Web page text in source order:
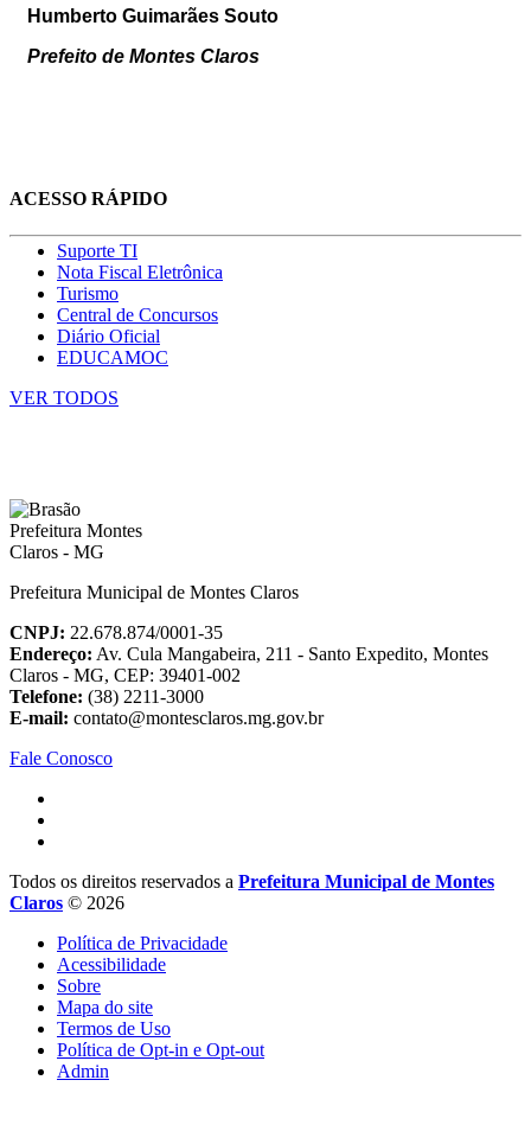
Humberto Guimarães Souto
Prefeito de Montes Claros
ACESSO RÁPIDO
Suporte TI
Nota Fiscal Eletrônica
Turismo
Central de Concursos
Diário Oficial
EDUCAMOC
VER TODOS
Prefeitura Municipal de Montes Claros
CNPJ: 22.678.874/0001-35
Endereço: Av. Cula Mangabeira, 211 - Santo Expedito, Montes
Claros - MG, CEP: 39401-002
Telefone: (38) 2211-3000
E-mail: contato@montesclaros.mg.gov.br
Fale Conosco
Todos os direitos reservados a Prefeitura Municipal de Montes
Claros © 2026
Política de Privacidade
Acessibilidade
Sobre
Mapa do site
Termos de Uso
Política de Opt-in e Opt-out
Admin